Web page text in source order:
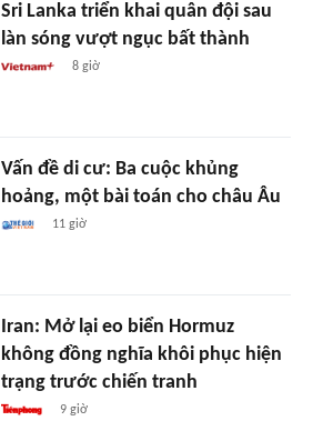
Sri Lanka triển khai quân đội sau
làn sóng vượt ngục bất thành
8 giờ
Vấn đề di cư: Ba cuộc khủng
hoảng, một bài toán cho châu Âu
11 giờ
Iran: Mở lại eo biển Hormuz
không đồng nghĩa khôi phục hiện
trạng trước chiến tranh
9 giờ